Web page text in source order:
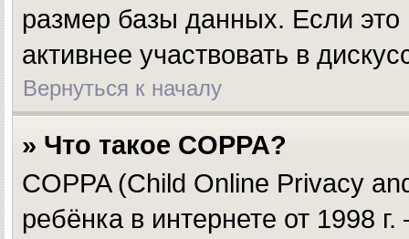
размер базы данных. Если это
активнее участвовать в
Вернуться к началу
» Что такое COPPA?
COPPA (Child Online Privacy
ребёнка в интернете от 1998